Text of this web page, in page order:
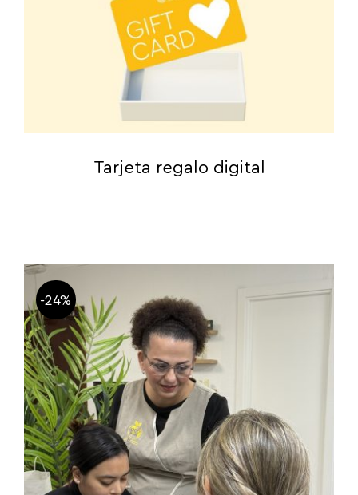
Tarjeta regalo digital
-24%